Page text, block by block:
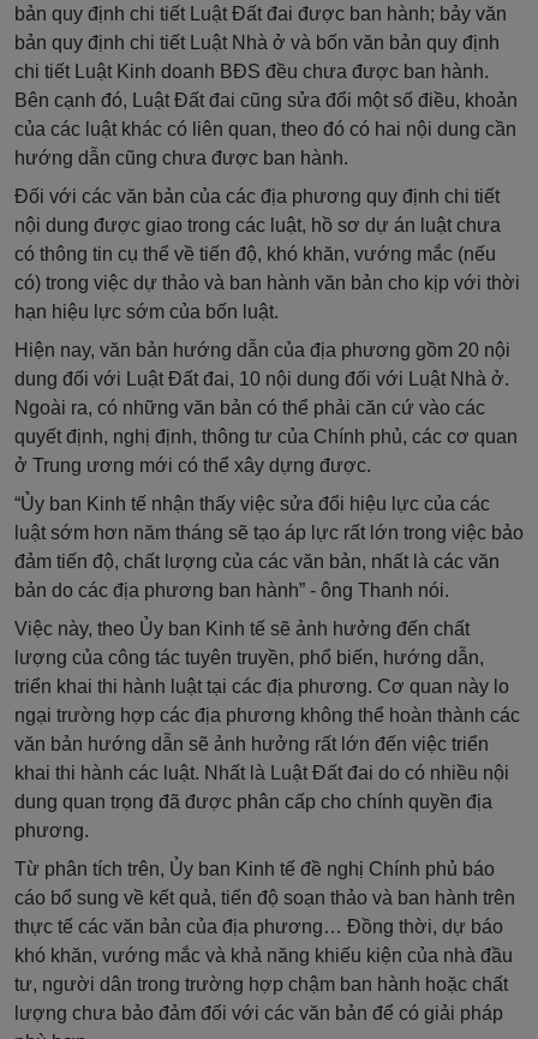
bản quy định chi tiết Luật Đất đai được ban hành; bảy văn
bản quy định chi tiết Luật Nhà ở và bốn văn bản quy định
chi tiết Luật Kinh doanh BĐS đều chưa được ban hành.
Bên cạnh đó, Luật Đất đai cũng sửa đổi một số điều, khoản
của các luật khác có liên quan, theo đó có hai nội dung cần
hướng dẫn cũng chưa được ban hành.
Đối với các văn bản của các địa phương quy định chi tiết
nội dung được giao trong các luật, hồ sơ dự án luật chưa
có thông tin cụ thể về tiến độ, khó khăn, vướng mắc (nếu
có) trong việc dự thảo và ban hành văn bản cho kịp với thời
hạn hiệu lực sớm của bốn luật.
Hiện nay, văn bản hướng dẫn của địa phương gồm 20 nội
dung đối với Luật Đất đai, 10 nội dung đối với Luật Nhà ở.
Ngoài ra, có những văn bản có thể phải căn cứ vào các
quyết định, nghị định, thông tư của Chính phủ, các cơ quan
ở Trung ương mới có thể xây dựng được.
“Ủy ban Kinh tế nhận thấy việc sửa đổi hiệu lực của các
luật sớm hơn năm tháng sẽ tạo áp lực rất lớn trong việc bảo
đảm tiến độ, chất lượng của các văn bản, nhất là các văn
bản do các địa phương ban hành” - ông Thanh nói.
Việc này, theo Ủy ban Kinh tế sẽ ảnh hưởng đến chất
lượng của công tác tuyên truyền, phổ biến, hướng dẫn,
triển khai thi hành luật tại các địa phương. Cơ quan này lo
ngại trường hợp các địa phương không thể hoàn thành các
văn bản hướng dẫn sẽ ảnh hưởng rất lớn đến việc triển
khai thi hành các luật. Nhất là Luật Đất đai do có nhiều nội
dung quan trọng đã được phân cấp cho chính quyền địa
phương.
Từ phân tích trên, Ủy ban Kinh tế đề nghị Chính phủ báo
cáo bổ sung về kết quả, tiến độ soạn thảo và ban hành trên
thực tế các văn bản của địa phương… Đồng thời, dự báo
khó khăn, vướng mắc và khả năng khiếu kiện của nhà đầu
tư, người dân trong trường hợp chậm ban hành hoặc chất
lượng chưa bảo đảm đối với các văn bản để có giải pháp